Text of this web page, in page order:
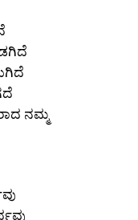
ನಮ್ಮ